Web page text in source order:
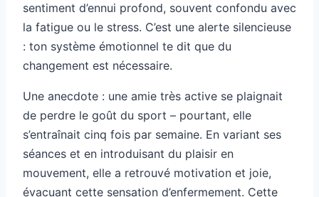
sentiment d’ennui profond, souvent confondu avec
la fatigue ou le stress. C’est une alerte silencieuse
: ton système émotionnel te dit que du
changement est nécessaire.
Une anecdote : une amie très active se plaignait
de perdre le goût du sport – pourtant, elle
s’entraînait cinq fois par semaine. En variant ses
séances et en introduisant du plaisir en
mouvement, elle a retrouvé motivation et joie,
évacuant cette sensation d’enfermement. Cette